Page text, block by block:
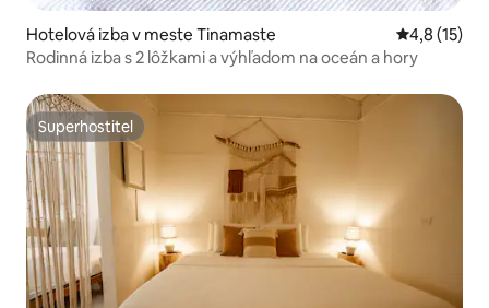
Hotelová izba v meste Tinamaste Priemerné
4,8 (15)
Rodinná izba s 2 lôžkami a výhľadom na oceán a hory
Superhostiteľ
Superhostiteľ